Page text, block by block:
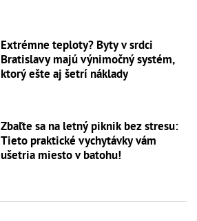
Extrémne teploty? Byty v srdci
Bratislavy majú výnimočný systém,
ktorý ešte aj šetrí náklady
Zbaľte sa na letný piknik bez stresu:
Tieto praktické vychytávky vám
ušetria miesto v batohu!